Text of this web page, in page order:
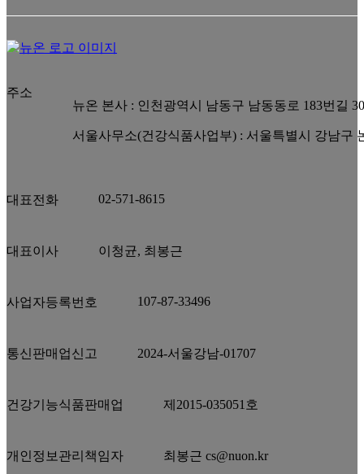
주소
뉴온 본사 : 인천광역시 남동구 남동동로 183번길
서울사무소(건강식품사업부) : 서울특별시 강남구
대표전화 02-571-8615
대표이사 이청균, 최봉근
사업자등록번호 107-87-33496
통신판매업신고 2024-서울강남-01707
건강기능식품판매업 제2015-035051호
개인정보관리책임자 최봉근 cs@nuon.kr